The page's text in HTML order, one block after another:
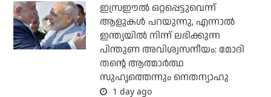
ഇസ്രഈല്‍ ഒറ്റപ്പെട്ടുവെന്ന്
ആളുകള്‍ പറയുന്നു, എന്നാല്‍
ഇന്ത്യയില്‍ നിന്ന് ലഭിക്കുന്ന
പിന്തുണ അവിശ്വസനീയം: മോദി
തന്റെ ആത്മാര്‍ത്ഥ
സുഹൃത്തെന്നും നെതന്യാഹു
1 day ago